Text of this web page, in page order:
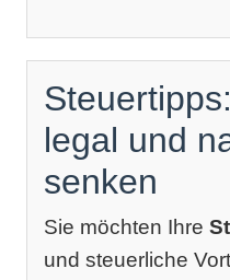
legal und
senken
Sie möchten Ihre
und steuerliche